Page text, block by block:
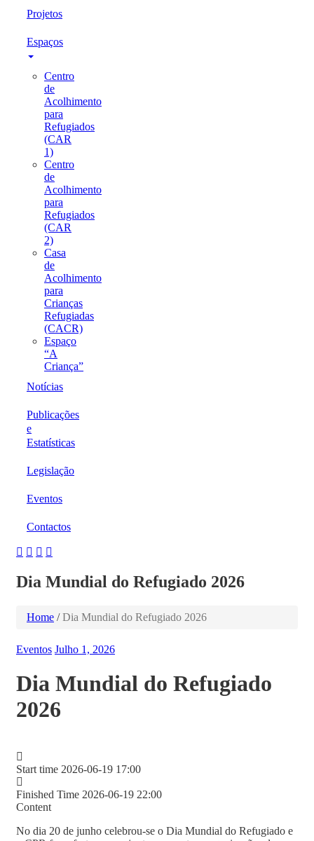
Projetos
Espaços
Centro
de
Acolhimento
para
Refugiados
(CAR
1)
Centro
de
Acolhimento
para
Refugiados
(CAR
2)
Casa
de
Acolhimento
para
Crianças
Refugiadas
(CACR)
Espaço
“A
Criança”
Notícias
Publicações
e
Estatísticas
Legislação
Eventos
Contactos
Dia Mundial do Refugiado 2026
Home / Dia Mundial do Refugiado 2026
Eventos Julho 1, 2026
Dia Mundial do Refugiado
2026
Start time 2026-06-19 17:00
Finished Time 2026-06-19 22:00
Content
No dia 20 de junho celebrou-se o Dia Mundial do Refugiado e